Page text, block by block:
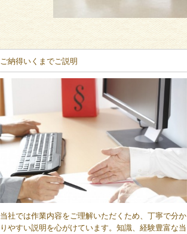
ご納得いくまでご説明
当社では作業内容をご理解いただくため、丁寧で分か
りやすい説明を心がけています。知識、経験豊富な当